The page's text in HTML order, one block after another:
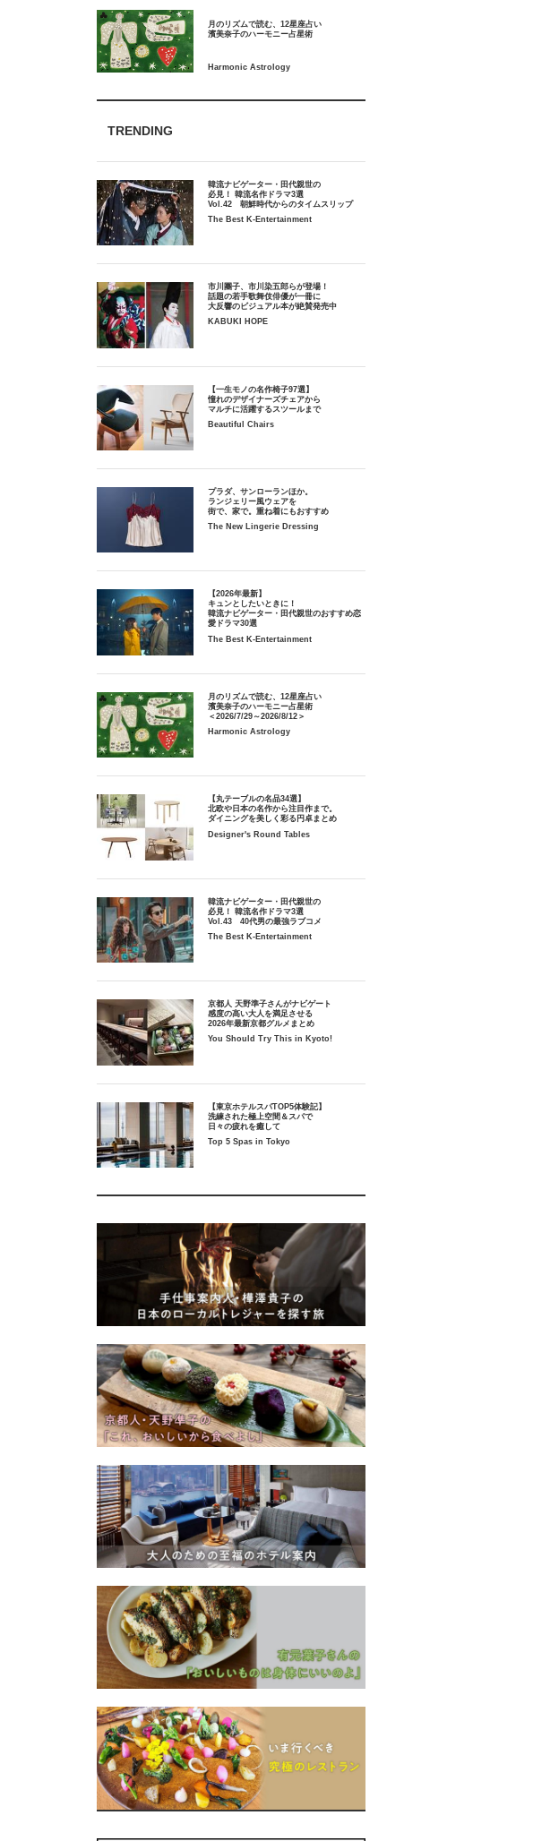
月のリズムで読む、12星座占い
TRENDING
韓流ナビゲーター・田代親世の
必見！ 韓流名作ドラマ3選
Vol.42 朝鮮時代からのタイムスリップ
The Best K-Entertainment
市川團子、市川染五郎らが登場！
話題の若手歌舞伎俳優が一冊に
大反響のビジュアル本が絶賛発売中
KABUKI HOPE
【一生モノの名作椅子97選】
憧れのデザイナーズチェアから
マルチに活躍するスツールまで
Beautiful Chairs
プラダ、サンローランほか。
ランジェリー風ウェアを
街で、家で。重ね着にもおすすめ
The New Lingerie Dressing
【2026年最新】
キュンとしたいときに！
韓流ナビゲーター・田代親世のおすすめ恋
愛ドラマ30選
The Best K-Entertainment
月のリズムで読む、12星座占い
濱美奈子のハーモニー占星術
＜2026/7/29～2026/8/12＞
Harmonic Astrology
【丸テーブルの名品34選】
北欧や日本の名作から注目作まで。
ダイニングを美しく彩る円卓まとめ
Designer's Round Tables
韓流ナビゲーター・田代親世の
必見！ 韓流名作ドラマ3選
Vol.43 40代男の最強ラブコメ
The Best K-Entertainment
京都人 天野準子さんがナビゲート
感度の高い大人を満足させる
2026年最新京都グルメまとめ
You Should Try This in Kyoto!
【東京ホテルスパTOP5体験記】
洗練された極上空間＆スパで
日々の疲れを癒して
Top 5 Spas in Tokyo